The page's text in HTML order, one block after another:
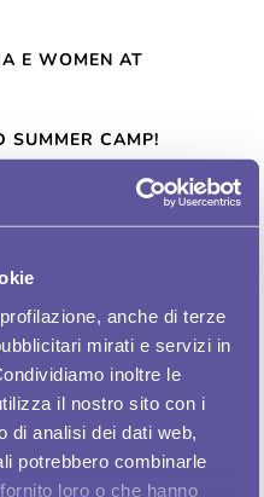
anche di terze
mirati e servizi in
inoltre le
il nostro sito con i
di analisi dei dati web,
potrebbero combinarle
loro o che hanno
E WOMEN AT
SUMMER CAMP!
CYBER
& SKILLUP NUOVI
DONNA